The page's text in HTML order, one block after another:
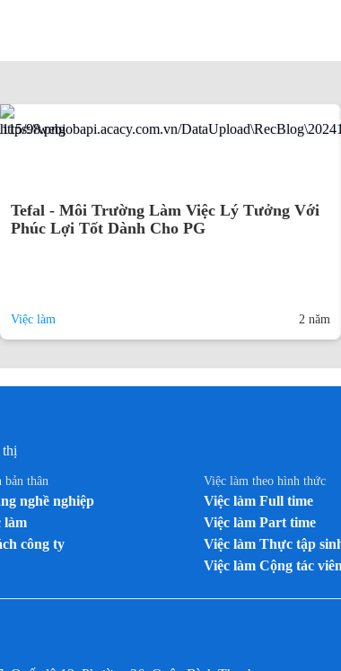
Tefal - Môi Trường Làm Việc Lý Tưởng Với
Phúc Lợi Tốt Dành Cho PG
Việc làm 2 năm
bản thân
nghề nghiệp
làm
công ty
Việc làm theo hình thức
Việc làm Full time
Việc làm Part time
Việc làm Thực tập
Việc làm Cộng tác viên